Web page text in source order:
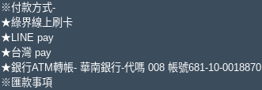
※付款方式-
★綠界線上刷卡
★LINE pay
★台灣 pay
★銀行ATM轉帳- 華南銀行-代嗎 008 帳號681-10-0018870
※匯款事項